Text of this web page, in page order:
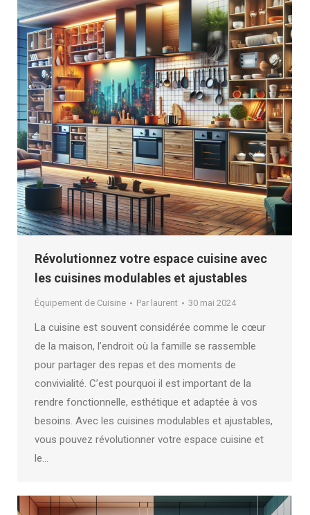
Révolutionnez votre espace cuisine avec
les cuisines modulables et ajustables
Équipement de Cuisine Par laurent 30 mai 2024
La cuisine est souvent considérée comme le cœur
de la maison, l’endroit où la famille se rassemble
pour partager des repas et des moments de
convivialité. C’est pourquoi il est important de la
rendre fonctionnelle, esthétique et adaptée à vos
besoins. Avec les cuisines modulables et ajustables,
vous pouvez révolutionner votre espace cuisine et
le…